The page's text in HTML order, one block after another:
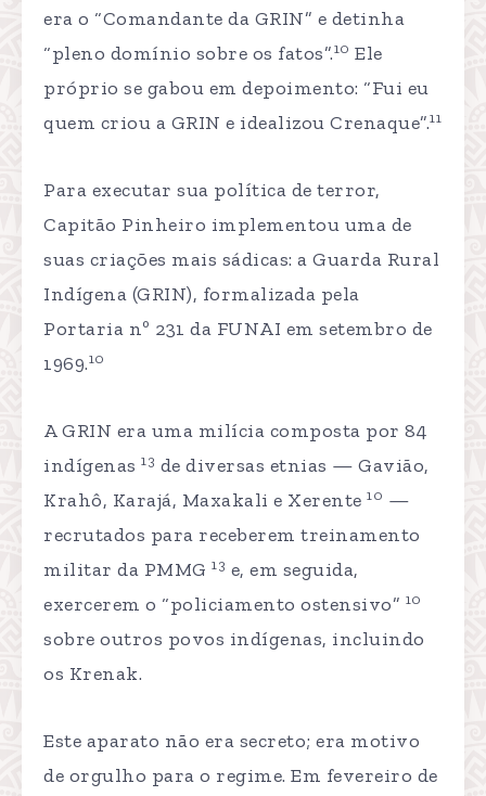
era o “Comandante da GRIN” e detinha
“pleno domínio sobre os fatos”.10 Ele
próprio se gabou em depoimento: “Fui eu
quem criou a GRIN e idealizou Crenaque”.11
Para executar sua política de terror,
Capitão Pinheiro implementou uma de
suas criações mais sádicas: a Guarda Rural
Indígena (GRIN), formalizada pela
Portaria nº 231 da FUNAI em setembro de
1969.10
A GRIN era uma milícia composta por 84
indígenas 13 de diversas etnias — Gavião,
Krahô, Karajá, Maxakali e Xerente 10 —
recrutados para receberem treinamento
militar da PMMG 13 e, em seguida,
exercerem o “policiamento ostensivo” 10
sobre outros povos indígenas, incluindo
os Krenak.
Este aparato não era secreto; era motivo
de orgulho para o regime. Em fevereiro de